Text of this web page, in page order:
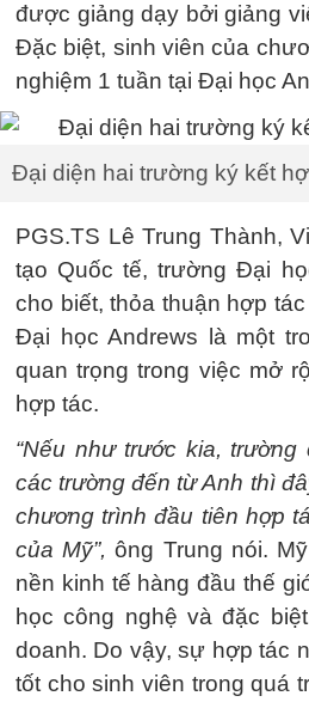
được giảng dạy bởi giảng
Đặc biệt, sinh viên của
nghiệm 1 tuần tại Đại học
Đại diện hai trường ký kết
PGS.TS Lê Trung Thành,
tạo Quốc tế, trường Đại
cho biết, thỏa thuận hợp
Đại học Andrews là một
quan trọng trong việc mở
hợp tác.
“Nếu như trước kia,
các trường đến từ Anh thì
chương trình đầu tiên hợp
của Mỹ”, ông Trung nói.
nền kinh tế hàng đầu thế
học công nghệ và đặc
doanh. Do vậy, sự hợp tác
tốt cho sinh viên trong quá